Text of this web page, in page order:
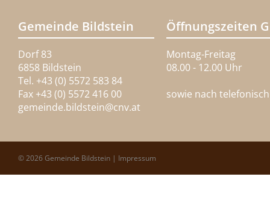
Gemeinde Bildstein
Dorf 83
6858 Bildstein
Tel. +43 (0) 5572 583 84
Fax +43 (0) 5572 416 00
gemeinde.bildstein@cnv.at
Öffnungszeiten
Montag-Freitag
08.00 - 12.00 Uhr
sowie nach
© 2026 Gemeinde Bildstein | Impressum